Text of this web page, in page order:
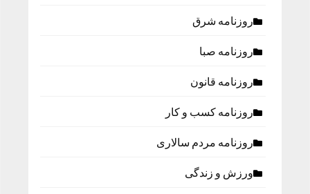
روزنامه شرق
روزنامه صبا
روزنامه قانون
روزنامه كسب و كار
روزنامه مردم سالاری
ورزش و زندگی